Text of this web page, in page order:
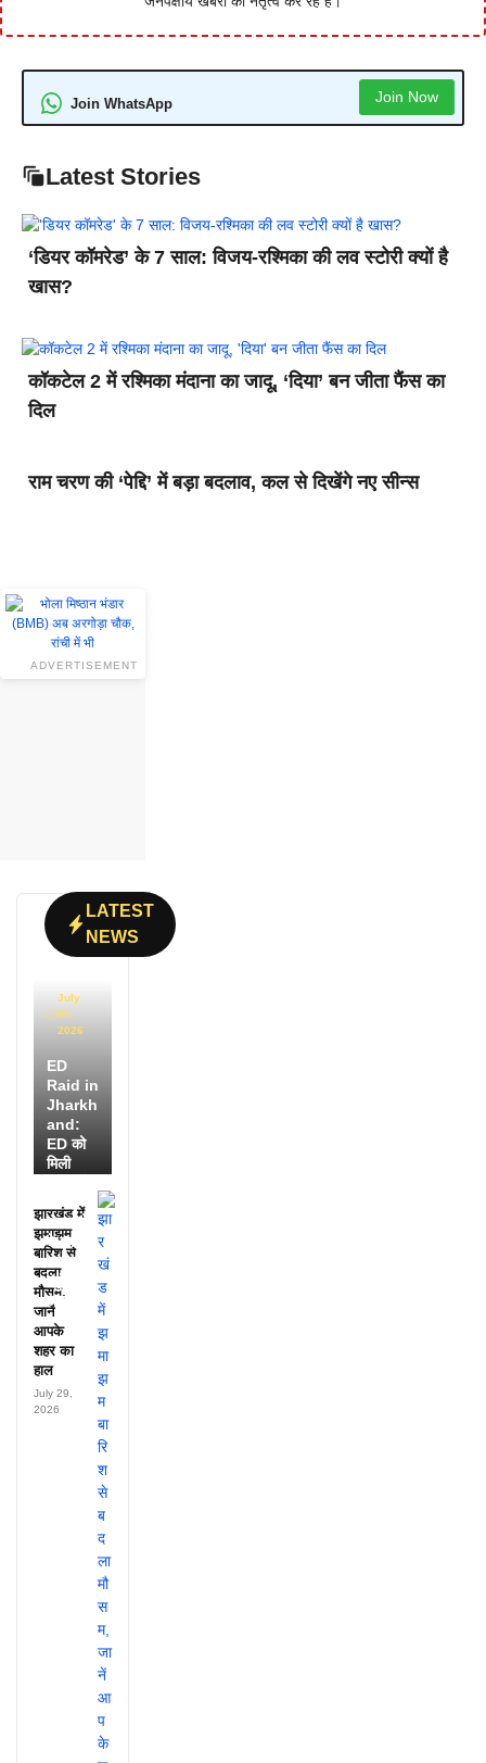
Join WhatsApp Join Now
Latest Stories
‘डियर कॉमरेड’ के 7 साल: विजय-रश्मिका की लव स्टोरी क्यों है
खास?
कॉकटेल 2 में रश्मिका मंदाना का जादू, ‘दिया’ बन जीता फैंस का
दिल
राम चरण की ‘पेद्दि’ में बड़ा बदलाव, कल से दिखेंगे नए सीन्स
ADVERTISEMENT
LATEST
NEWS
July
31,
2026
ED
Raid in
Jharkh
and:
ED को
मिली
25
अफसरों
के नाम,
हर महीने
पहुंचते थे
लाखों!
झारखंड में
झमाझम
बारिश से
बदला
मौसम,
जानें
आपके
शहर का
हाल
July 29,
2026